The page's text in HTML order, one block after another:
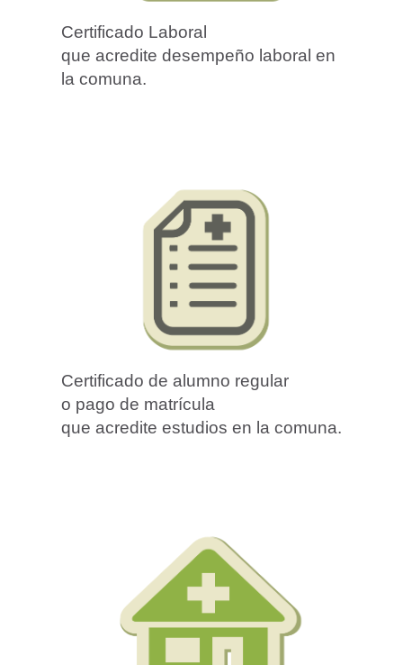
Certificado Laboral
que acredite desempeño laboral en
la comuna.
Certificado de alumno regular
o pago de matrícula
que acredite estudios en la comuna.